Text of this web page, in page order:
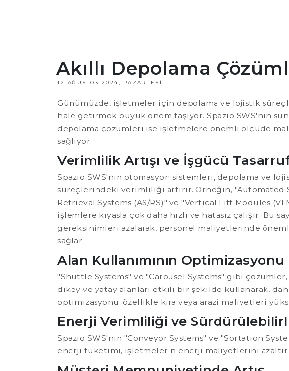
Akıllı Depolama
12 AĞUSTOS 2024, PAZARTESI
Günümüzde, işletmeler için depolama ve lojistik
hale getirmek büyük önem taşıyor. Spazio SWS'nin
depolama çözümleri ise işletmelere önemli ölçüde
sağlıyor.
Verimlilik Artışı ve İşgücü
Spazio SWS'nin otomasyon sistemleri, depolama ve
süreçlerindeki verimliliği artırır. Örneğin, "Automated
Retrieval Systems (AS/RS)" ve "Vertical Lift Modules
işlemlere kıyasla çok daha hızlı ve hatasız çalışır. Bu
gereksinimleri azalarak, personel maliyetlerinde
sağlar.
Alan Kullanımının Optimizasyonu
"Shuttle Systems" ve "Carousel Systems" gibi
dikey ve yatay alanları etkili bir şekilde kullanarak,
optimizasyonu, özellikle kira veya arazi maliyetleri
Enerji Verimliliği ve
Spazio SWS'nin "Conveyor Systems" ve "Sortation
enerji tüketimi, işletmelerin enerji maliyetlerini